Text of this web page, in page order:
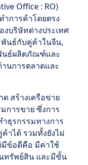
Office : RO)
การค้าโดยตรง
บริษัทต่างประเทศ
นธ์กับคู่ค้าในจีน,
นธ์ผลิตภัณฑ์และ
นการตลาดและ
สร้างเครือข่าย
การขาย ซึ่งการ
ธุรกรรมทางการ
าได้ รวมทั้งยังไม่
มีข้อดีคือ มีค่าใช้
ทรัพย์สิน และมีขั้น